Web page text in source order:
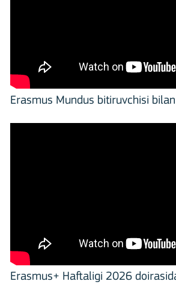
Erasmus Mundus bitiruvchisi
Erasmus+ Haftaligi 2026